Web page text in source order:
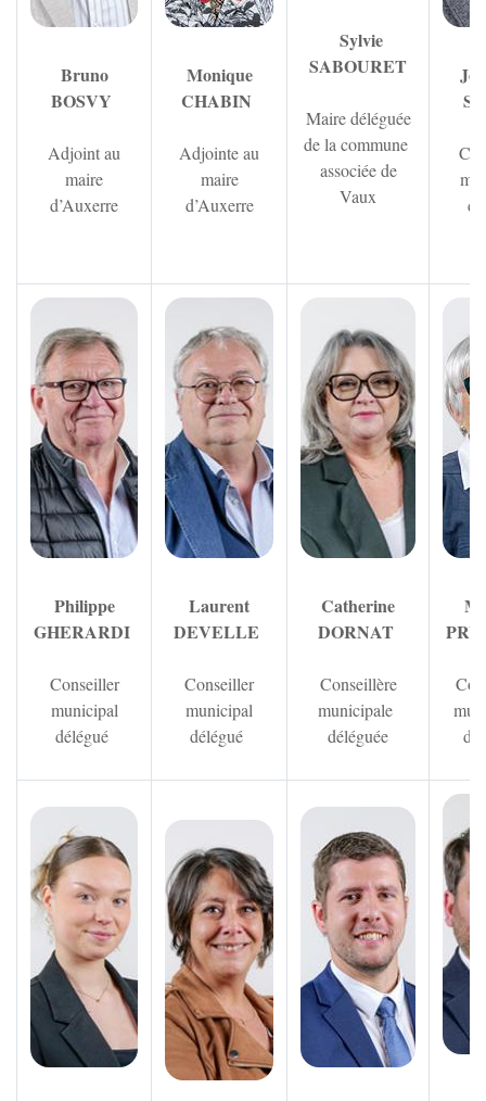
Bruno
BOSVY
Adjoint au
maire
d’Auxerre
Monique
CHABIN
Adjointe au
maire
d’Auxerre
Sylvie
SABOURET
Maire déléguée
de la commune
associée de
Vaux
Zoom sur l'image
Philippe
GHERARDI
Conseiller
municipal
délégué
Laurent
DEVELLE
Conseiller
municipal
délégué
Catherine
DORNAT
Conseillère
municipale
déléguée
Zoom sur l'image
Zoom sur l'image